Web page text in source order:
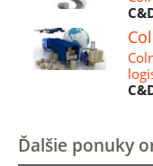
Ďalšie ponuky